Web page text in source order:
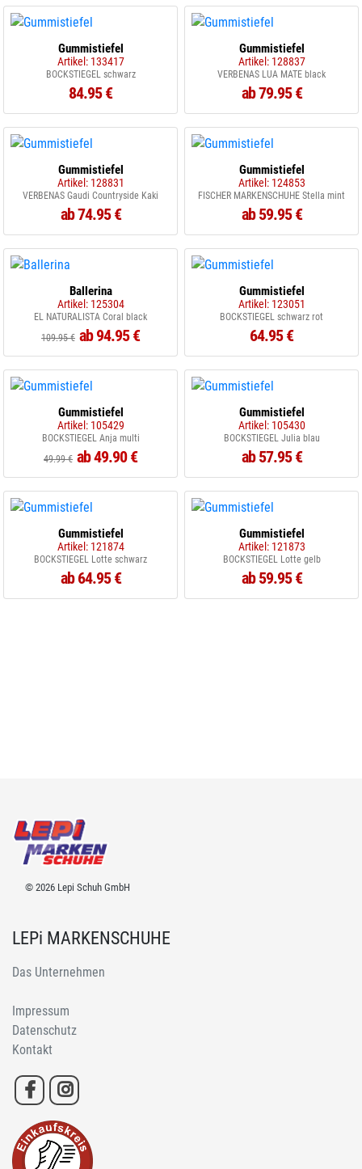
Gummistiefel
Artikel: 133417
BOCKSTIEGEL schwarz
84.95 €
Gummistiefel
Artikel: 128837
VERBENAS LUA MATE black
ab 79.95 €
Gummistiefel
Artikel: 128831
VERBENAS Gaudi Countryside Kaki
ab 74.95 €
Gummistiefel
Artikel: 124853
FISCHER MARKENSCHUHE Stella mint
ab 59.95 €
Ballerina
Artikel: 125304
EL NATURALISTA Coral black
109.95 € ab 94.95 €
Gummistiefel
Artikel: 123051
BOCKSTIEGEL schwarz rot
64.95 €
Gummistiefel
Artikel: 105429
BOCKSTIEGEL Anja multi
49.99 € ab 49.90 €
Gummistiefel
Artikel: 105430
BOCKSTIEGEL Julia blau
ab 57.95 €
Gummistiefel
Artikel: 121874
BOCKSTIEGEL Lotte schwarz
ab 64.95 €
Gummistiefel
Artikel: 121873
BOCKSTIEGEL Lotte gelb
ab 59.95 €
© 2026 Lepi Schuh GmbH
LEPi MARKENSCHUHE
Das Unternehmen
Impressum
Datenschutz
Kontakt